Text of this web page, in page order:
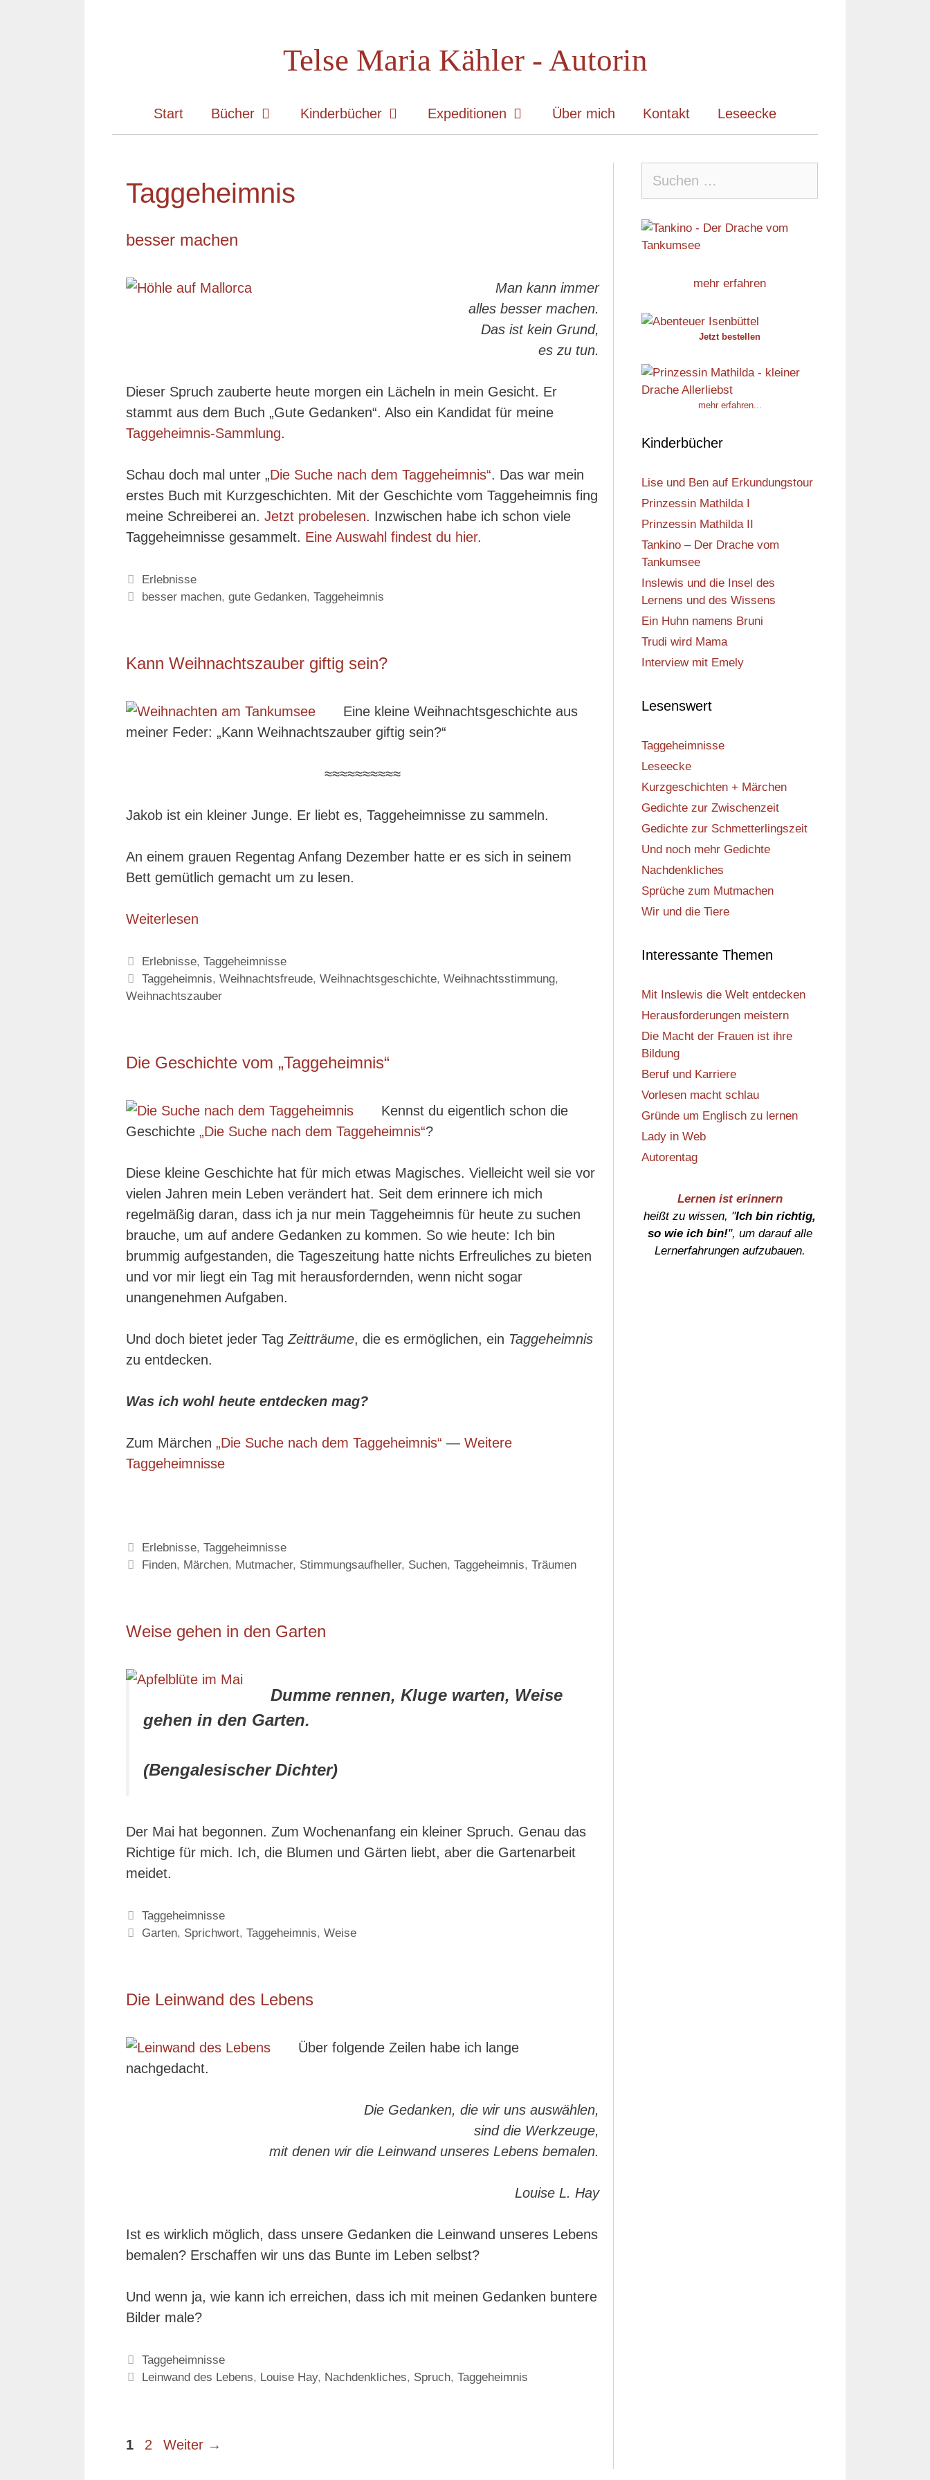
Telse Maria Kähler - Autorin
Start Bücher Kinderbücher Expeditionen Über mich Kontakt Leseecke
Taggeheimnis
besser machen
Man kann immer
alles besser machen.
Das ist kein Grund,
es zu tun.
Dieser Spruch zauberte heute morgen ein Lächeln in mein Gesicht. Er
stammt aus dem Buch „Gute Gedanken“. Also ein Kandidat für meine
Taggeheimnis-Sammlung.
Schau doch mal unter „Die Suche nach dem Taggeheimnis“. Das war mein
erstes Buch mit Kurzgeschichten. Mit der Geschichte vom Taggeheimnis fing
meine Schreiberei an. Jetzt probelesen. Inzwischen habe ich schon viele
Taggeheimnisse gesammelt. Eine Auswahl findest du hier.
Kategorien
Erlebnisse
Schlagwörter
besser machen,gute Gedanken,Taggeheimnis
Kann Weihnachtszauber giftig sein?
Eine kleine Weihnachtsgeschichte aus
meiner Feder: „Kann Weihnachtszauber giftig sein?“
≈≈≈≈≈≈≈≈≈≈
Jakob ist ein kleiner Junge. Er liebt es, Taggeheimnisse zu sammeln.
An einem grauen Regentag Anfang Dezember hatte er es sich in seinem
Bett gemütlich gemacht um zu lesen.
Weiterlesen
Kategorien
Erlebnisse,Taggeheimnisse
Schlagwörter
Taggeheimnis,Weihnachtsfreude,Weihnachtsgeschichte,Weihnachtsstimmung,
Weihnachtszauber
Die Geschichte vom „Taggeheimnis“
Kennst du eigentlich schon die
Geschichte „Die Suche nach dem Taggeheimnis“?
Diese kleine Geschichte hat für mich etwas Magisches. Vielleicht weil sie vor
vielen Jahren mein Leben verändert hat. Seit dem erinnere ich mich
regelmäßig daran, dass ich ja nur mein Taggeheimnis für heute zu suchen
brauche, um auf andere Gedanken zu kommen. So wie heute: Ich bin
brummig aufgestanden, die Tageszeitung hatte nichts Erfreuliches zu bieten
und vor mir liegt ein Tag mit herausfordernden, wenn nicht sogar
unangenehmen Aufgaben.
Und doch bietet jeder Tag Zeitträume, die es ermöglichen, ein Taggeheimnis
zu entdecken.
Was ich wohl heute entdecken mag?
Zum Märchen „Die Suche nach dem Taggeheimnis“ — Weitere
Taggeheimnisse
Kategorien
Erlebnisse,Taggeheimnisse
Schlagwörter
Finden, Märchen, Mutmacher, Stimmungsaufheller, Suchen,Taggeheimnis,Träumen
Weise gehen in den Garten
Dumme rennen, Kluge warten, Weise
gehen in den Garten.
(Bengalesischer Dichter)
Der Mai hat begonnen. Zum Wochenanfang ein kleiner Spruch. Genau das
Richtige für mich. Ich, die Blumen und Gärten liebt, aber die Gartenarbeit
meidet.
Kategorien
Taggeheimnisse
Schlagwörter
Garten, Sprichwort,Taggeheimnis,Weise
Die Leinwand des Lebens
Über folgende Zeilen habe ich lange
nachgedacht.
Die Gedanken, die wir uns auswählen,
sind die Werkzeuge,
mit denen wir die Leinwand unseres Lebens bemalen.
Louise L. Hay
Ist es wirklich möglich, dass unsere Gedanken die Leinwand unseres Lebens
bemalen? Erschaffen wir uns das Bunte im Leben selbst?
Und wenn ja, wie kann ich erreichen, dass ich mit meinen Gedanken buntere
Bilder male?
Kategorien
Taggeheimnisse
Schlagwörter
Leinwand des Lebens, Louise Hay, Nachdenkliches, Spruch,Taggeheimnis
Seite
1 Seite
2 Weiter →
nach:
mehr erfahren
Jetzt bestellen
mehr erfahren...
Kinderbücher
Lise und Ben auf Erkundungstour
Prinzessin Mathilda I
Prinzessin Mathilda II
Tankino – Der Drache vom
Tankumsee
Inslewis und die Insel des
Lernens und des Wissens
Ein Huhn namens Bruni
Trudi wird Mama
Interview mit Emely
Lesenswert
Taggeheimnisse
Leseecke
Kurzgeschichten + Märchen
Gedichte zur Zwischenzeit
Gedichte zur Schmetterlingszeit
Und noch mehr Gedichte
Nachdenkliches
Sprüche zum Mutmachen
Wir und die Tiere
Interessante Themen
Mit Inslewis die Welt entdecken
Herausforderungen meistern
Die Macht der Frauen ist ihre
Bildung
Beruf und Karriere
Vorlesen macht schlau
Gründe um Englisch zu lernen
Lady in Web
Autorentag
Lernen ist erinnern
heißt zu wissen, "Ich bin richtig,
so wie ich bin!", um darauf alle
Lernerfahrungen aufzubauen.